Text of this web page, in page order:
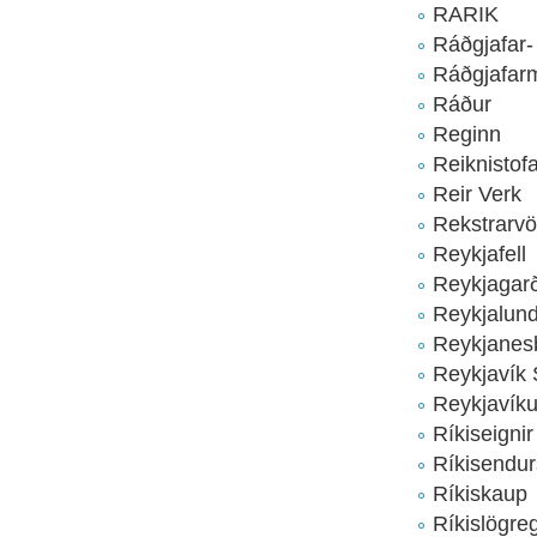
RARIK
Ráður
Reginn
Reir Verk
Reykjafell
Reykjavík
Ríkiseignir
Ríkiskaup